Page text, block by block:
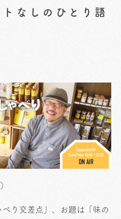
なしのひとり語
り交差点」、お題は「味の